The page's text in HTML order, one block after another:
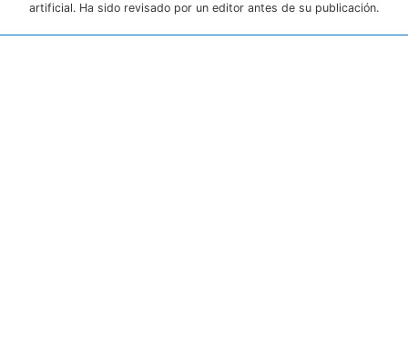
artificial. Ha sido revisado por un editor antes de su publicación.